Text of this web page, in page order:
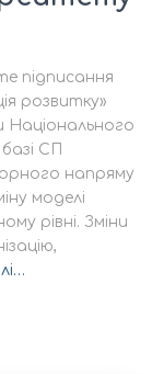
підписання
розвитку»
Національного
СП
напряму
моделі
рівні. Зміни